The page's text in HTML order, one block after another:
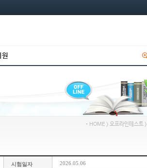
ㆍ HOME > 오프라인테스트 >
시험일자 2026.05.06